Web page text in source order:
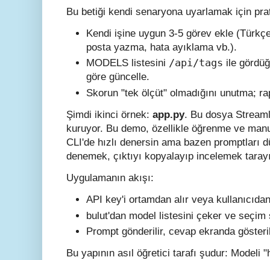
Bu betiği kendi senaryona uyarlamak için
Kendi işine uygun 3-5 görev ekle
posta yazma, hata ayıklama vb.).
MODELS listesini /api/tags ile
göre güncelle.
Skorun "tek ölçüt" olmadığını unutma;
Şimdi ikinci örnek: app.py. Bu dosya
kuruyor. Bu demo, özellikle öğrenme ve
CLI'de hızlı denersin ama bazen promptları
denemek, çıktıyı kopyalayıp incelemek
Uygulamanın akışı:
API key'i ortamdan alır veya
bulut'dan model listesini çeker ve seçim
Prompt gönderilir, cevap ekranda
Bu yapının asıl öğretici tarafı şudur: Modeli